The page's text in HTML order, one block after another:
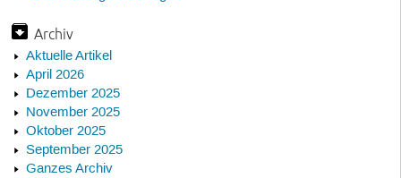
Archiv
Aktuelle Artikel
April 2026
Dezember 2025
November 2025
Oktober 2025
September 2025
Ganzes Archiv